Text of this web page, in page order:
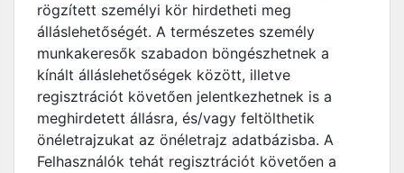
rögzített személyi kör hirdetheti meg
álláslehetőségét. A természetes személy
munkakeresők szabadon böngészhetnek a
kínált álláslehetőségek között, illetve
regisztrációt követően jelentkezhetnek is a
meghirdetett állásra, és/vagy feltölthetik
önéletrajzukat az önéletrajz adatbázisba. A
Felhasználók tehát regisztrációt követően a